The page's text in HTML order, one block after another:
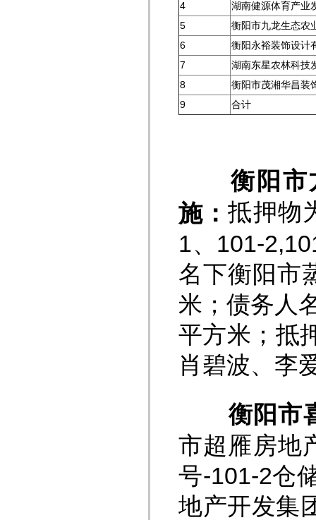
4
湖南健源体育产业
5
衡阳市九龙生态农
6
衡阳永裕装饰设计
7
湖南东星农林科技
8
衡阳市茂湘华昌装
9
合计
衡阳市
施：抵押物
1、101-
名下衡阳市
米；债务人
平方米；抵
肖碧波、李
衡阳市
市超雁房地
号-101-2仓
地产开发集